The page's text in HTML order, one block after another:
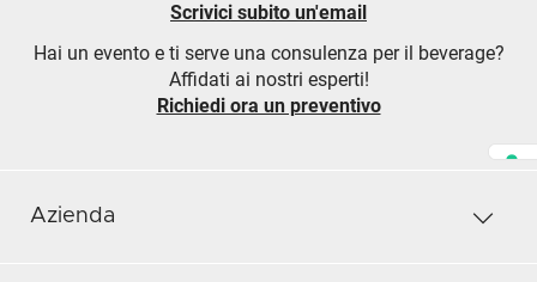
Scrivici subito un'email
Hai un evento e ti serve una consulenza per il beverage?
Affidati ai nostri esperti!
Richiedi ora un preventivo
Azienda